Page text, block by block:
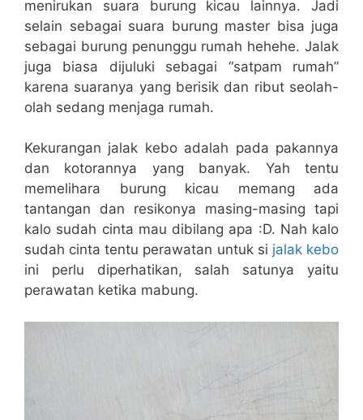
menirukan suara burung kicau lainnya. Jadi
selain sebagai suara burung master bisa juga
sebagai burung penunggu rumah hehehe. Jalak
juga biasa dijuluki sebagai “satpam rumah”
karena suaranya yang berisik dan ribut seolah-
olah sedang menjaga rumah.
Kekurangan jalak kebo adalah pada pakannya
dan kotorannya yang banyak. Yah tentu
memelihara burung kicau memang ada
tantangan dan resikonya masing-masing tapi
kalo sudah cinta mau dibilang apa :D. Nah kalo
sudah cinta tentu perawatan untuk si jalak kebo
ini perlu diperhatikan, salah satunya yaitu
perawatan ketika mabung.